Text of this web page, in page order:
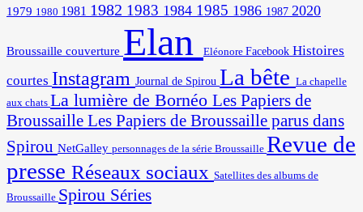
1979 1980 1981 1982 1983 1984 1985 1986 1987 2020
Broussaille couverture Elan Eléonore Facebook Histoires
courtes Instagram Journal de Spirou La bête La chapelle
aux chats La lumière de Bornéo Les Papiers de
Broussaille Les Papiers de Broussaille parus dans
Spirou NetGalley personnages de la série Broussaille Revue de
presse Réseaux sociaux Satellites des albums de
Broussaille Spirou Séries